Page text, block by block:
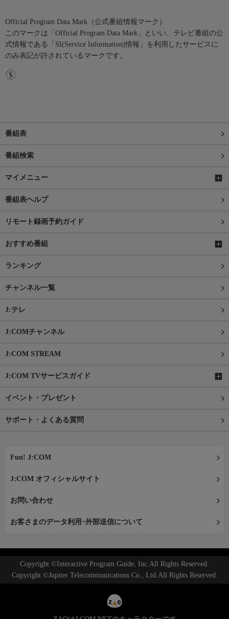
Official Program Data Mark（公式番組情報マーク）
このマークは「Official Program Data Mark」といい、テレビ番組の公
式情報である「SI(Service Information)情報」を利用したサービスに
のみ表記が許されているマークです。
番組表
番組検索
マイメニュー
番組表ヘルプ
リモート録画予約ガイド
おすすめ番組
ランキング
チャンネル一覧
J:テレ
J:COMチャンネル
J:COM STREAM
J:COM TVサービスガイド
イベント・プレゼント
サポート・よくある質問
Fun! J:COM
J:COM オフィシャルサイト
お問い合わせ
お客さまのデータ利用･外部送信について
Copyright ©Interactive Program Guide, Inc.All Rights Reserved.
Copyright ©Jupiter Telecommunications Co., Ltd.All Rights Reserved.